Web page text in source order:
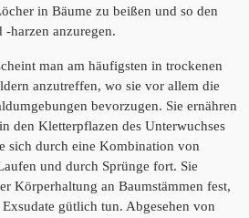
in Bäume zu beißen und so den
-harzen anzuregen.
man am häufigsten in trockenen
anzutreffen, wo sie vor allem die
bevorzugen. Sie ernähren
den Kletterpflazen des Unterwuchses
sich durch eine Kombination von
und durch Sprünge fort. Sie
Körperhaltung an Baumstämmen fest,
gütlich tun. Abgesehen von